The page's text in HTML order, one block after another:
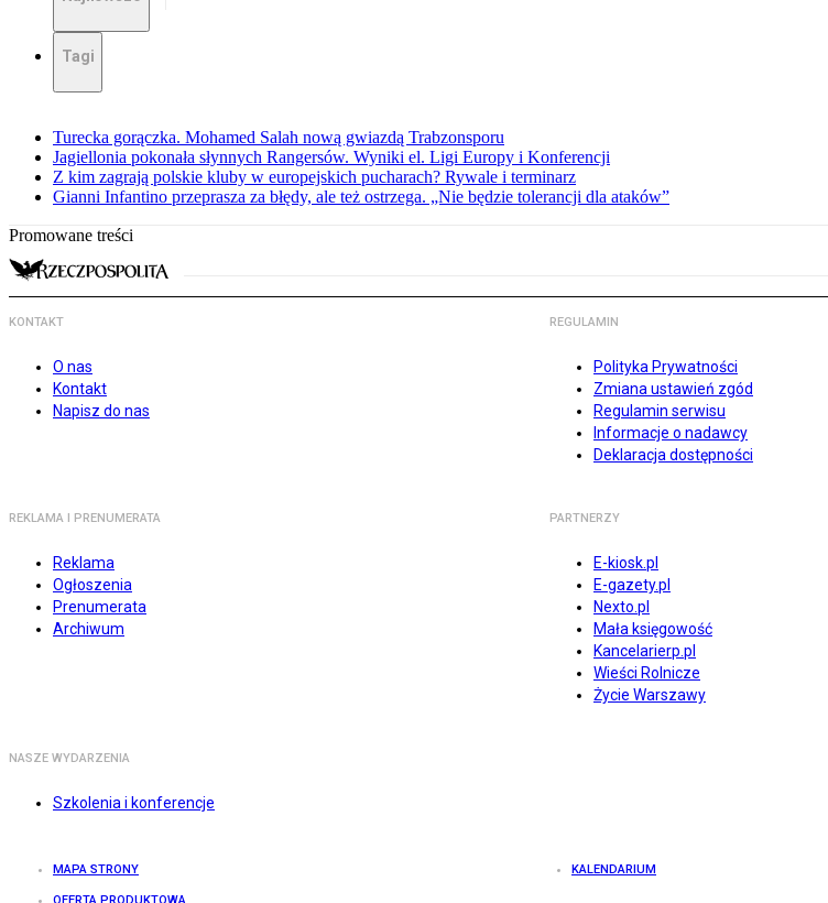
Tagi
Turecka gorączka. Mohamed Salah nową gwiazdą Trabzonsporu
Jagiellonia pokonała słynnych Rangersów. Wyniki el. Ligi Europy i Konferencji
Z kim zagrają polskie kluby w europejskich pucharach? Rywale i terminarz
Gianni Infantino przeprasza za błędy, ale też ostrzega. „Nie będzie tolerancji dla ataków”
Promowane treści
KONTAKT
O nas
Kontakt
Napisz do nas
REGULAMIN
Polityka Prywatności
Zmiana ustawień zgód
Regulamin serwisu
Informacje o nadawcy
Deklaracja dostępności
REKLAMA I PRENUMERATA
Reklama
Ogłoszenia
Prenumerata
Archiwum
PARTNERZY
E-kiosk.pl
E-gazety.pl
Nexto.pl
Mała księgowość
Kancelarierp.pl
Wieści Rolnicze
Życie Warszawy
NASZE WYDARZENIA
Szkolenia i konferencje
MAPA STRONY KALENDARIUM